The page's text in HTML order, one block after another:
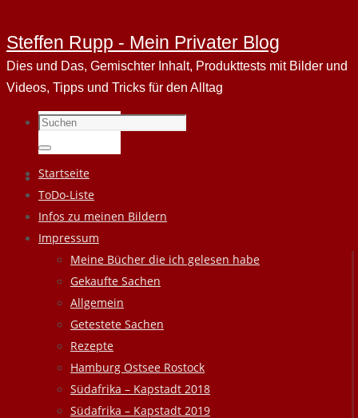
Steffen Rupp - Mein Privater Blog
Dies und Das, Gemischter Inhalt, Produkttests mit Bilder und
Videos, Tipps und Tricks für den Alltag
Suchen
nach:
Suchen
Zum
Inhalt
springen
Startseite
ToDo-Liste
Infos zu meinen Bildern
Impressum
Meine Bücher die ich gelesen habe
Gekaufte Sachen
Allgemein
Getestete Sachen
Rezepte
Hamburg Ostsee Rostock
Südafrika – Kapstadt 2018
Südafrika – Kapstadt 2019